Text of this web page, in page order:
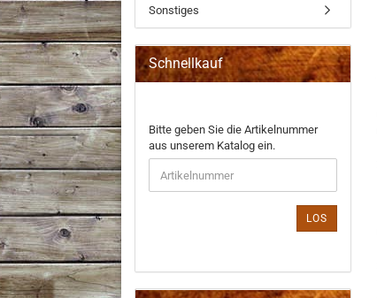
Sonstiges
Schnellkauf
BITTE
GEBEN
SIE
DIE
ARTIKELNUMMER
Bitte geben Sie die Artikelnummer
aus unserem Katalog ein.
LOS